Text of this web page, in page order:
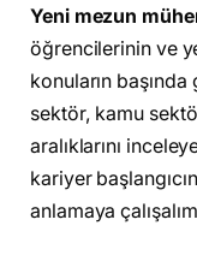
Yeni mezun
öğrencilerinin ve
konuların
sektör, kamu
aralıklarını
kariyer
anlamaya